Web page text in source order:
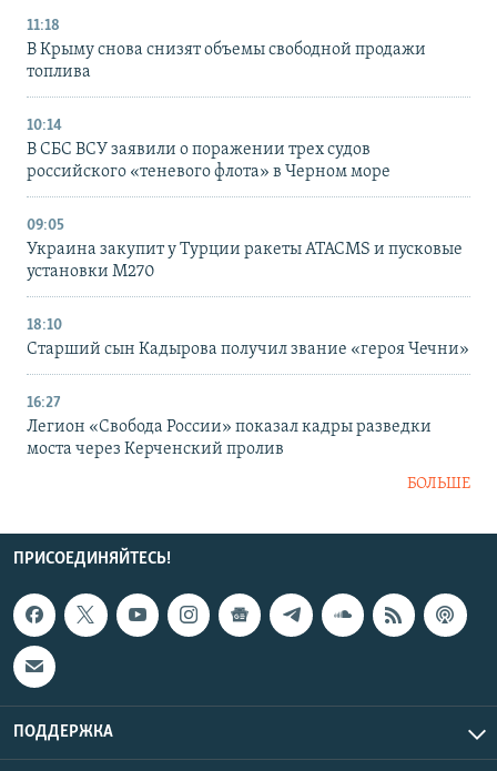
11:18
В Крыму снова снизят объемы свободной продажи
топлива
10:14
В СБС ВСУ заявили о поражении трех судов
российского «теневого флота» в Черном море
09:05
Украина закупит у Турции ракеты ATACMS и пусковые
установки M270
18:10
Старший сын Кадырова получил звание «героя Чечни»
16:27
Легион «Свобода России» показал кадры разведки
моста через Керченский пролив
БОЛЬШЕ
ПРИСОЕДИНЯЙТЕСЬ!
ПОДДЕРЖКА